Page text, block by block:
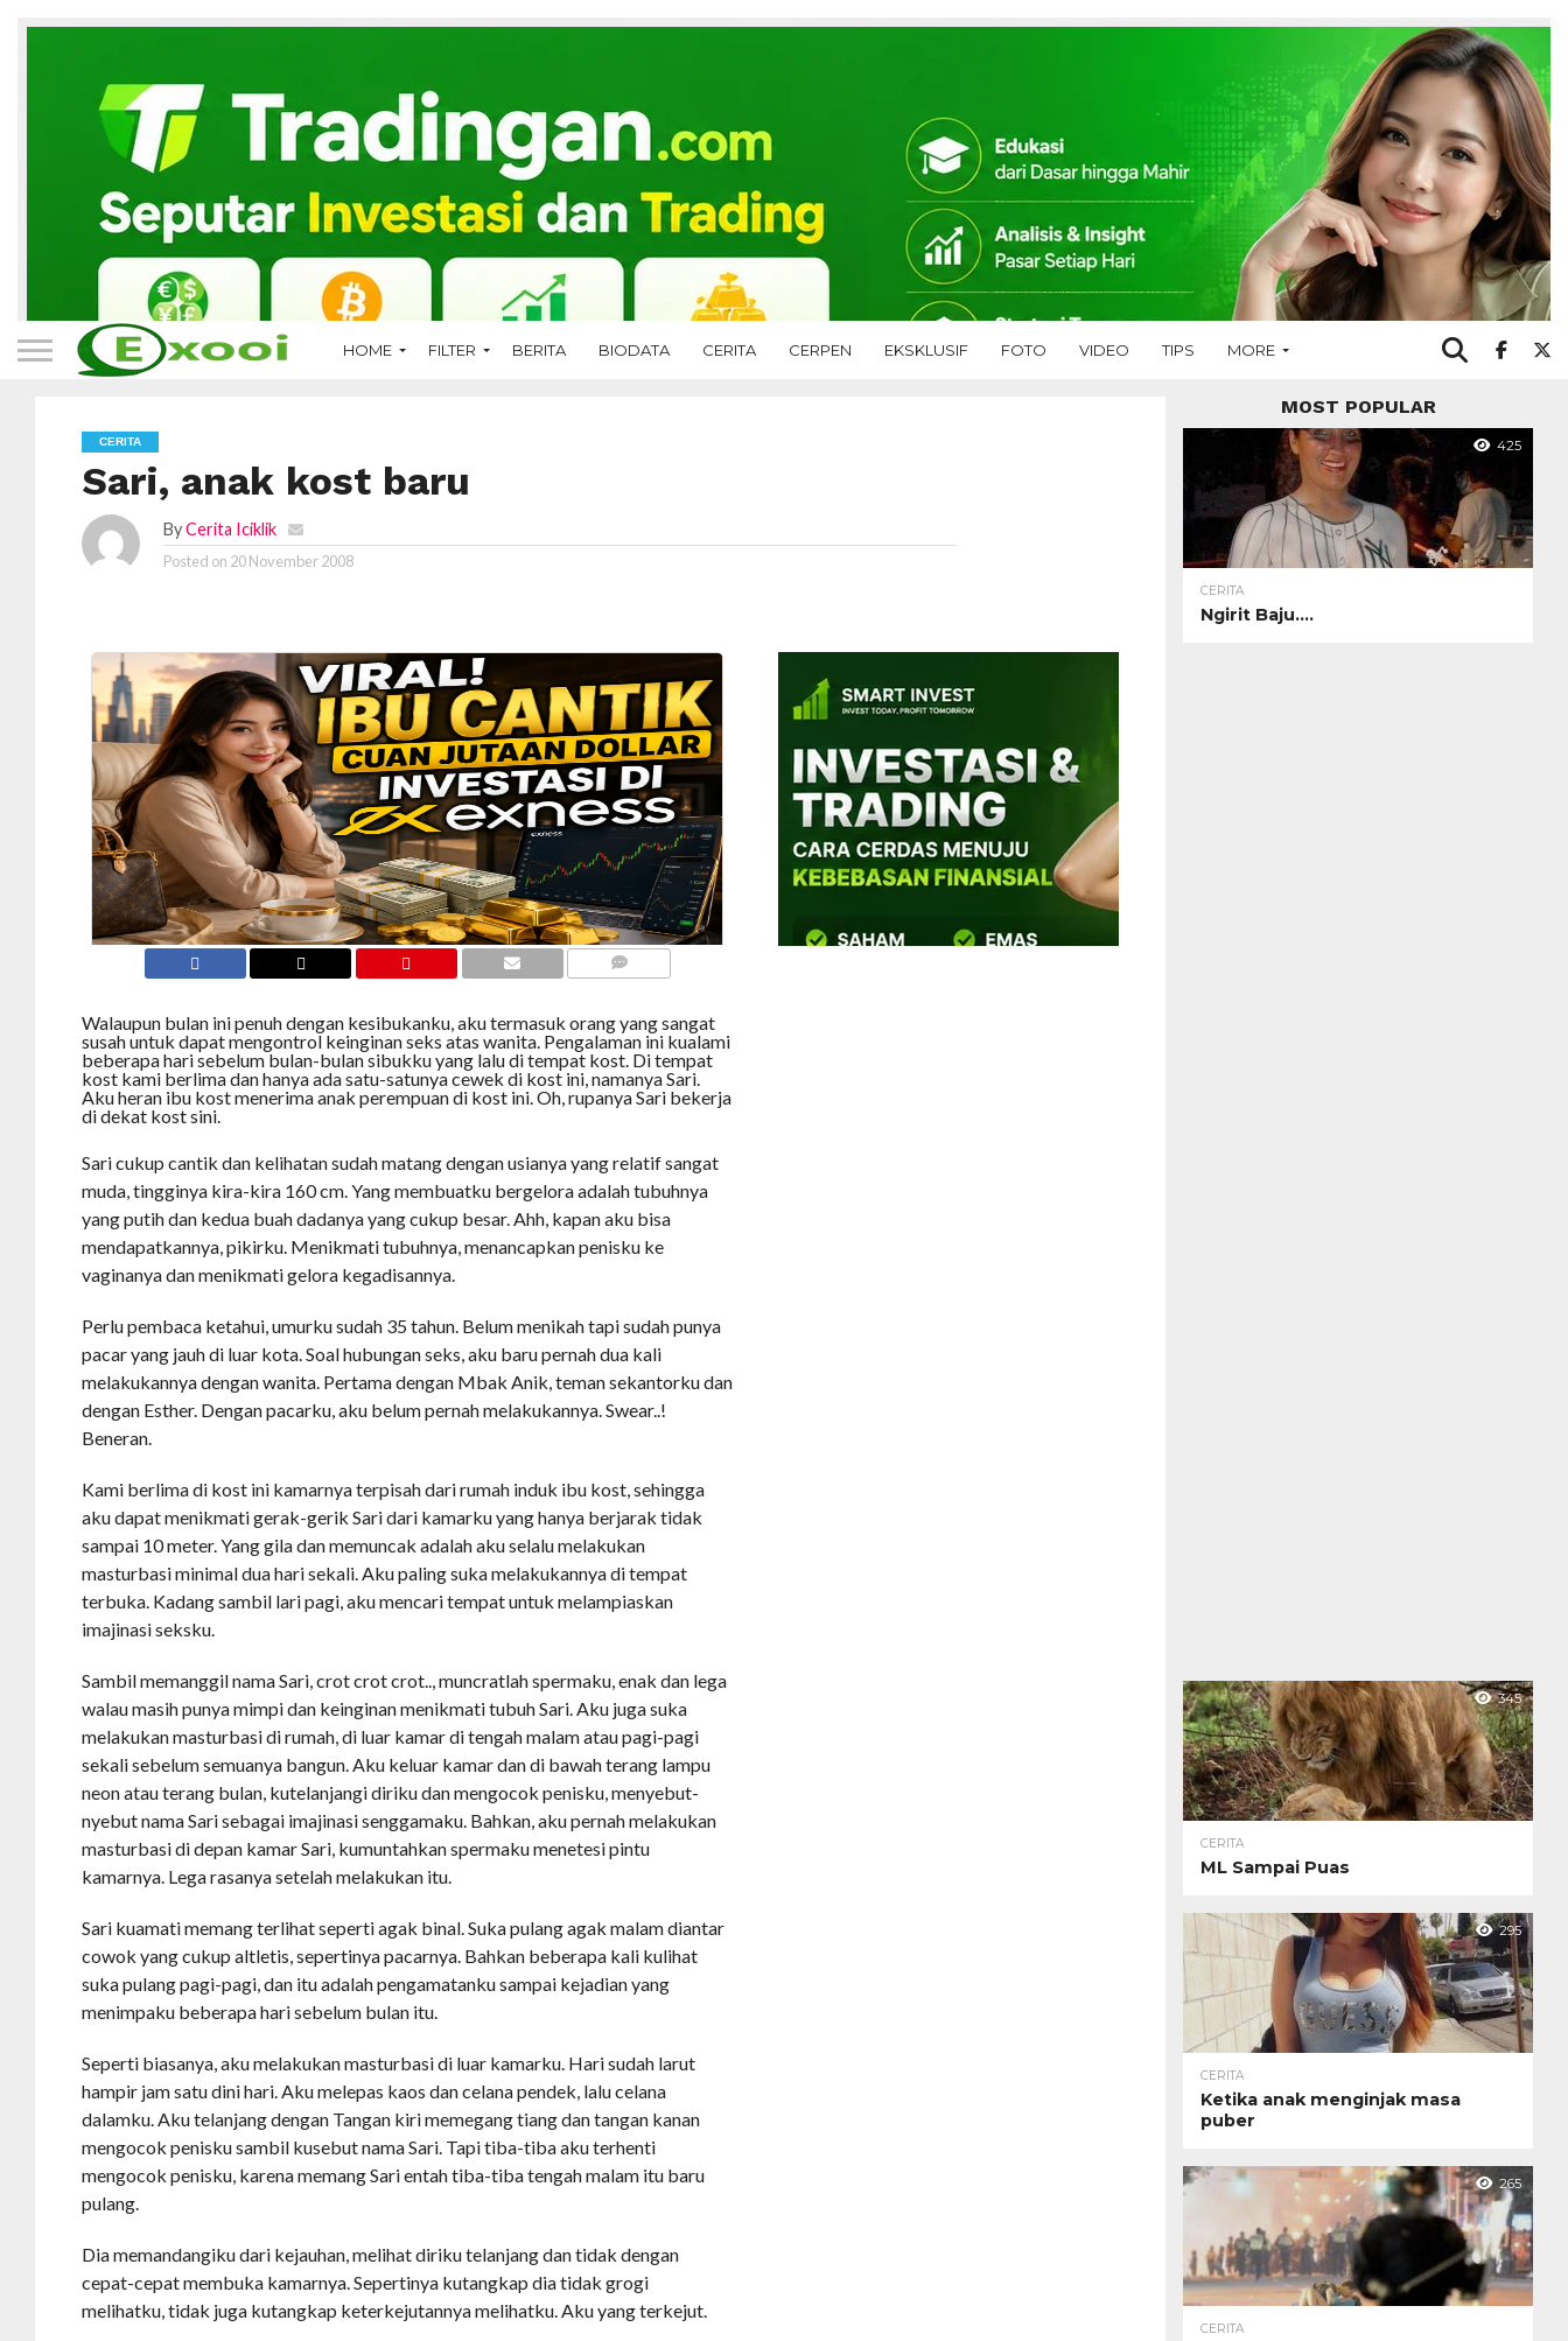
HOME FILTER BERITA BIODATA CERITA CERPEN EKSKLUSIF FOTO VIDEO TIPS MORE
CERITA
Sari, anak kost baru
By Cerita Iciklik
Posted on 20 November 2008
Walaupun bulan ini penuh dengan kesibukanku, aku termasuk orang yang sangat
susah untuk dapat mengontrol keinginan seks atas wanita. Pengalaman ini kualami
beberapa hari sebelum bulan-bulan sibukku yang lalu di tempat kost. Di tempat
kost kami berlima dan hanya ada satu-satunya cewek di kost ini, namanya Sari.
Aku heran ibu kost menerima anak perempuan di kost ini. Oh, rupanya Sari bekerja
di dekat kost sini.
Sari cukup cantik dan kelihatan sudah matang dengan usianya yang relatif sangat
muda, tingginya kira-kira 160 cm. Yang membuatku bergelora adalah tubuhnya
yang putih dan kedua buah dadanya yang cukup besar. Ahh, kapan aku bisa
mendapatkannya, pikirku. Menikmati tubuhnya, menancapkan penisku ke
vaginanya dan menikmati gelora kegadisannya.
Perlu pembaca ketahui, umurku sudah 35 tahun. Belum menikah tapi sudah punya
pacar yang jauh di luar kota. Soal hubungan seks, aku baru pernah dua kali
melakukannya dengan wanita. Pertama dengan Mbak Anik, teman sekantorku dan
dengan Esther. Dengan pacarku, aku belum pernah melakukannya. Swear..!
Beneran.
Kami berlima di kost ini kamarnya terpisah dari rumah induk ibu kost, sehingga
aku dapat menikmati gerak-gerik Sari dari kamarku yang hanya berjarak tidak
sampai 10 meter. Yang gila dan memuncak adalah aku selalu melakukan
masturbasi minimal dua hari sekali. Aku paling suka melakukannya di tempat
terbuka. Kadang sambil lari pagi, aku mencari tempat untuk melampiaskan
imajinasi seksku.
Sambil memanggil nama Sari, crot crot crot.., muncratlah spermaku, enak dan lega
walau masih punya mimpi dan keinginan menikmati tubuh Sari. Aku juga suka
melakukan masturbasi di rumah, di luar kamar di tengah malam atau pagi-pagi
sekali sebelum semuanya bangun. Aku keluar kamar dan di bawah terang lampu
neon atau terang bulan, kutelanjangi diriku dan mengocok penisku, menyebut-
nyebut nama Sari sebagai imajinasi senggamaku. Bahkan, aku pernah melakukan
masturbasi di depan kamar Sari, kumuntahkan spermaku menetesi pintu
kamarnya. Lega rasanya setelah melakukan itu.
Sari kuamati memang terlihat seperti agak binal. Suka pulang agak malam diantar
cowok yang cukup altletis, sepertinya pacarnya. Bahkan beberapa kali kulihat
suka pulang pagi-pagi, dan itu adalah pengamatanku sampai kejadian yang
menimpaku beberapa hari sebelum bulan itu.
Seperti biasanya, aku melakukan masturbasi di luar kamarku. Hari sudah larut
hampir jam satu dini hari. Aku melepas kaos dan celana pendek, lalu celana
dalamku. Aku telanjang dengan Tangan kiri memegang tiang dan tangan kanan
mengocok penisku sambil kusebut nama Sari. Tapi tiba-tiba aku terhenti
mengocok penisku, karena memang Sari entah tiba-tiba tengah malam itu baru
pulang.
Dia memandangiku dari kejauhan, melihat diriku telanjang dan tidak dengan
cepat-cepat membuka kamarnya. Sepertinya kutangkap dia tidak grogi
melihatku, tidak juga kutangkap keterkejutannya melihatku. Aku yang terkejut.
MOST POPULAR
425
CERITA
Ngirit Baju….
345
CERITA
ML Sampai Puas
295
CERITA
Ketika anak menginjak masa
puber
265
CERITA